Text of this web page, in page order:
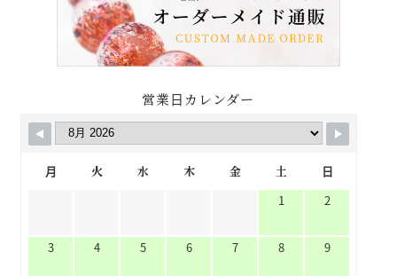
営業日カレンダー
月 火 水 木 金 土
日
1
2
3 4 5 6 7 8 9